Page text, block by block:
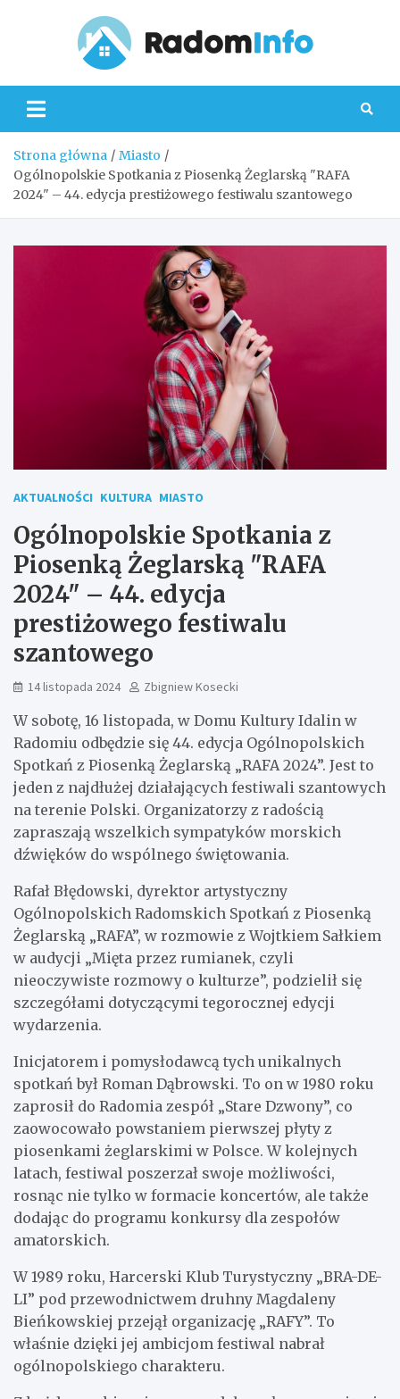
Strona główna
Miasto
Ogólnopolskie Spotkania z Piosenką Żeglarską "RAFA
2024" – 44. edycja prestiżowego festiwalu szantowego
AKTUALNOŚCI KULTURA MIASTO
Ogólnopolskie Spotkania z
Piosenką Żeglarską "RAFA
2024" – 44. edycja
prestiżowego festiwalu
szantowego
14 listopada 2024 Zbigniew Kosecki
W sobotę, 16 listopada, w Domu Kultury Idalin w
Radomiu odbędzie się 44. edycja Ogólnopolskich
Spotkań z Piosenką Żeglarską „RAFA 2024”. Jest to
jeden z najdłużej działających festiwali szantowych
na terenie Polski. Organizatorzy z radością
zapraszają wszelkich sympatyków morskich
dźwięków do wspólnego świętowania.
Rafał Błędowski, dyrektor artystyczny
Ogólnopolskich Radomskich Spotkań z Piosenką
Żeglarską „RAFA”, w rozmowie z Wojtkiem Sałkiem
w audycji „Mięta przez rumianek, czyli
nieoczywiste rozmowy o kulturze”, podzielił się
szczegółami dotyczącymi tegorocznej edycji
wydarzenia.
Inicjatorem i pomysłodawcą tych unikalnych
spotkań był Roman Dąbrowski. To on w 1980 roku
zaprosił do Radomia zespół „Stare Dzwony”, co
zaowocowało powstaniem pierwszej płyty z
piosenkami żeglarskimi w Polsce. W kolejnych
latach, festiwal poszerzał swoje możliwości,
rosnąc nie tylko w formacie koncertów, ale także
dodając do programu konkursy dla zespołów
amatorskich.
W 1989 roku, Harcerski Klub Turystyczny „BRA-DE-
LI” pod przewodnictwem druhny Magdaleny
Bieńkowskiej przejął organizację „RAFY”. To
właśnie dzięki jej ambicjom festiwal nabrał
ogólnopolskiego charakteru.